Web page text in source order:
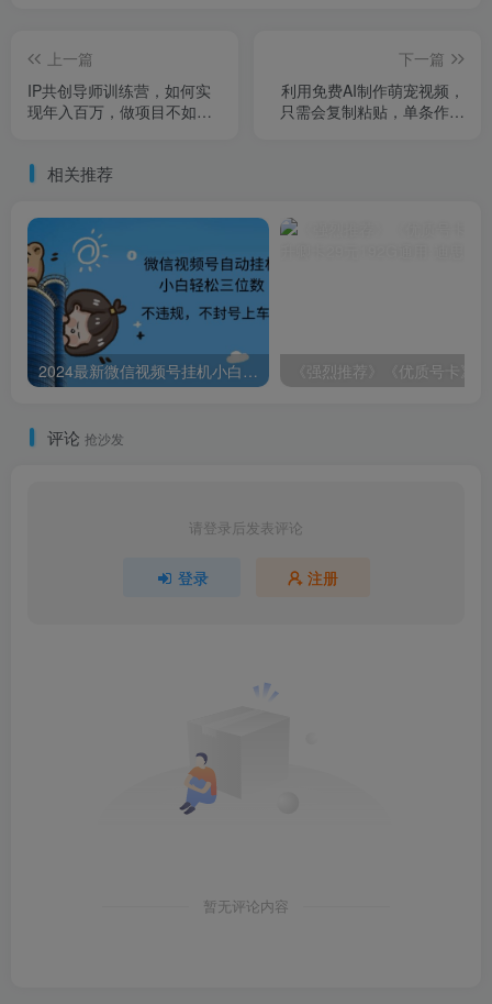
上一篇
IP共创导师训练营，如何实
现年入百万，做项目不如卖
下一篇
利用免费AI制作萌宠视频，
只需会复制粘贴，单条作品
相关推荐
2024最新微信视频号挂机小白轻松日入三位数
评论 抢沙发
请登录后发表评论
登录 注册
暂无评论内容